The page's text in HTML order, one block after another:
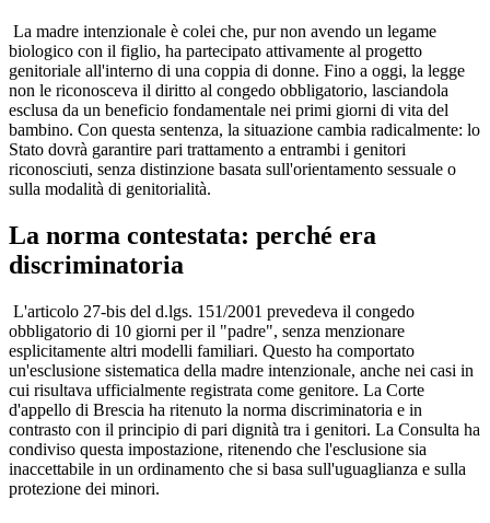
La madre intenzionale è colei che, pur non avendo un legame
biologico con il figlio, ha partecipato attivamente al progetto
genitoriale all'interno di una coppia di donne. Fino a oggi, la legge
non le riconosceva il diritto al congedo obbligatorio, lasciandola
esclusa da un beneficio fondamentale nei primi giorni di vita del
bambino. Con questa sentenza, la situazione cambia radicalmente: lo
Stato dovrà garantire pari trattamento a entrambi i genitori
riconosciuti, senza distinzione basata sull'orientamento sessuale o
sulla modalità di genitorialità.
La norma contestata: perché era
discriminatoria
L'articolo 27-bis del d.lgs. 151/2001 prevedeva il congedo
obbligatorio di 10 giorni per il "padre", senza menzionare
esplicitamente altri modelli familiari. Questo ha comportato
un'esclusione sistematica della madre intenzionale, anche nei casi in
cui risultava ufficialmente registrata come genitore. La Corte
d'appello di Brescia ha ritenuto la norma discriminatoria e in
contrasto con il principio di pari dignità tra i genitori. La Consulta ha
condiviso questa impostazione, ritenendo che l'esclusione sia
inaccettabile in un ordinamento che si basa sull'uguaglianza e sulla
protezione dei minori.